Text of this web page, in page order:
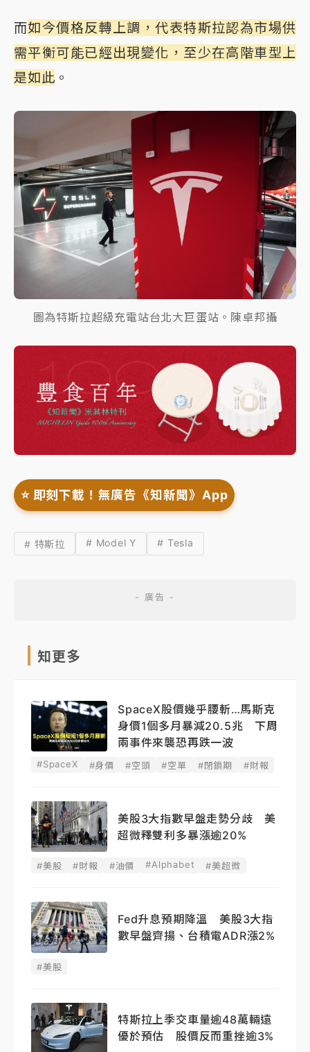
而如今價格反轉上調，代表特斯拉認為市場供
需平衡可能已經出現變化，至少在高階車型上
是如此 。
圖為特斯拉超級充電站台北大巨蛋站。陳卓邦攝
⭐️ 即刻下載！無廣告《知新聞》App
# 特斯拉 # Model Y # Tesla
知更多
SpaceX股價幾乎腰斬…馬斯克
身價1個多月暴減20.5兆 下周
兩事件來襲恐再跌一波
#SpaceX #身價 #空頭 #空單 #閉鎖期 #財報
美股3大指數早盤走勢分歧 美
超微釋雙利多暴漲逾20%
#美股 #財報 #油價 #Alphabet #美超微
Fed升息預期降溫 美股3大指
數早盤齊揚、台積電ADR漲2%
#美股
特斯拉上季交車量逾48萬輛遠
優於預估 股價反而重挫逾3%